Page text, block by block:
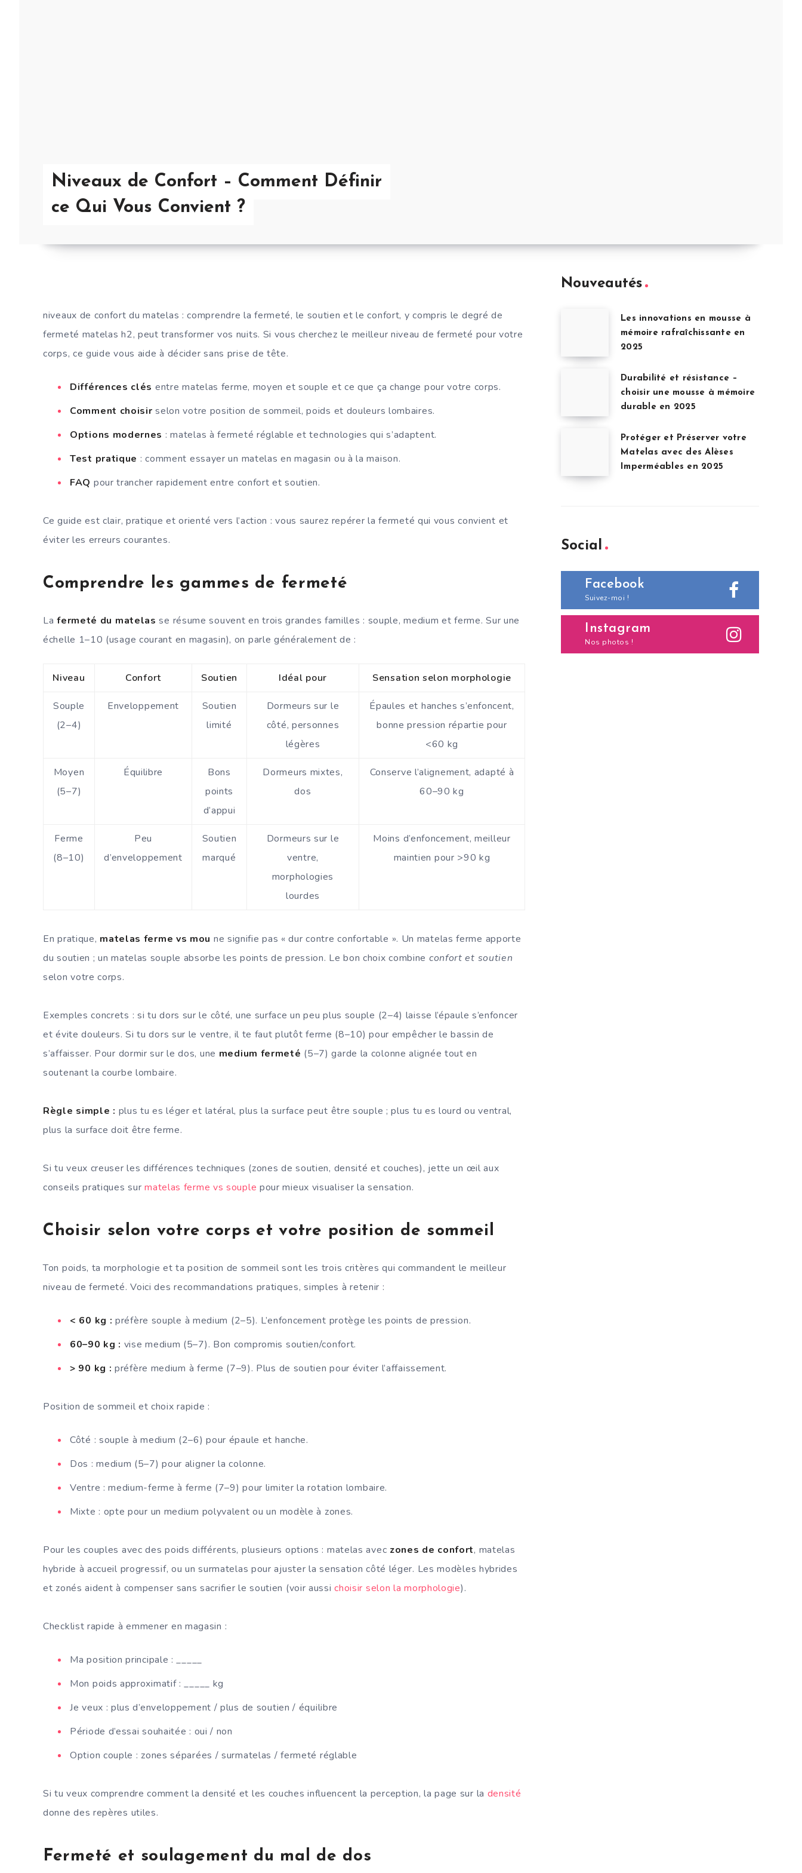
Niveaux de Confort – Comment Définir
ce Qui Vous Convient ?
niveaux de confort du matelas : comprendre la fermeté, le soutien et le confort, y compris le degré de
fermeté matelas h2, peut transformer vos nuits. Si vous cherchez le meilleur niveau de fermeté pour votre
corps, ce guide vous aide à décider sans prise de tête.
Différences clés entre matelas ferme, moyen et souple et ce que ça change pour votre corps.
Comment choisir selon votre position de sommeil, poids et douleurs lombaires.
Options modernes : matelas à fermeté réglable et technologies qui s’adaptent.
Test pratique : comment essayer un matelas en magasin ou à la maison.
FAQ pour trancher rapidement entre confort et soutien.
Ce guide est clair, pratique et orienté vers l’action : vous saurez repérer la fermeté qui vous convient et
éviter les erreurs courantes.
Comprendre les gammes de fermeté
Lafermeté du matelas se résume souvent en trois grandes familles : souple, medium et ferme. Sur une
échelle 1–10 (usage courant en magasin), on parle généralement de :
Niveau Confort Soutien Idéal pour Sensation selon morphologie
Souple
(2–4)
Enveloppement
Soutien
limité
Dormeurs sur le
côté, personnes
légères
Épaules et hanches s’enfoncent,
bonne pression répartie pour
<60 kg
Moyen
(5–7)
Équilibre
Bons
points
d’appui
Dormeurs mixtes,
dos
Conserve l’alignement, adapté à
60–90 kg
Ferme
(8–10)
Peu
d’enveloppement
Soutien
marqué
Dormeurs sur le
ventre,
morphologies
lourdes
Moins d’enfoncement, meilleur
maintien pour >90 kg
En pratique, matelas ferme vs mou ne signifie pas « dur contre confortable ». Un matelas ferme apporte
du soutien ; un matelas souple absorbe les points de pression. Le bon choix combine confort et soutien
selon votre corps.
Exemples concrets : si tu dors sur le côté, une surface un peu plus souple (2–4) laisse l’épaule s’enfoncer
et évite douleurs. Si tu dors sur le ventre, il te faut plutôt ferme (8–10) pour empêcher le bassin de
s’affaisser. Pour dormir sur le dos, une medium fermeté (5–7) garde la colonne alignée tout en
soutenant la courbe lombaire.
Règle simple : plus tu es léger et latéral, plus la surface peut être souple ; plus tu es lourd ou ventral,
plus la surface doit être ferme.
Si tu veux creuser les différences techniques (zones de soutien, densité et couches), jette un œil aux
conseils pratiques surmatelas ferme vs souple pour mieux visualiser la sensation.
Choisir selon votre corps et votre position de sommeil
Ton poids, ta morphologie et ta position de sommeil sont les trois critères qui commandent le meilleur
niveau de fermeté. Voici des recommandations pratiques, simples à retenir :
< 60 kg : préfère souple à medium (2–5). L’enfoncement protège les points de pression.
60–90 kg : vise medium (5–7). Bon compromis soutien/confort.
> 90 kg : préfère medium à ferme (7–9). Plus de soutien pour éviter l’affaissement.
Position de sommeil et choix rapide :
Côté : souple à medium (2–6) pour épaule et hanche.
Dos : medium (5–7) pour aligner la colonne.
Ventre : medium-ferme à ferme (7–9) pour limiter la rotation lombaire.
Mixte : opte pour un medium polyvalent ou un modèle à zones.
Pour les couples avec des poids différents, plusieurs options : matelas avec zones de confort, matelas
hybride à accueil progressif, ou un surmatelas pour ajuster la sensation côté léger. Les modèles hybrides
et zonés aident à compenser sans sacrifier le soutien (voir aussichoisir selon la morphologie).
Checklist rapide à emmener en magasin :
Ma position principale : _____
Mon poids approximatif : _____ kg
Je veux : plus d’enveloppement / plus de soutien / équilibre
Période d’essai souhaitée : oui / non
Option couple : zones séparées / surmatelas / fermeté réglable
Si tu veux comprendre comment la densité et les couches influencent la perception, la page sur la densité
donne des repères utiles.
Fermeté et soulagement du mal de dos
Nouveautés
Les innovations en mousse à
mémoire rafraîchissante en
2025
Durabilité et résistance –
choisir une mousse à mémoire
durable en 2025
Protéger et Préserver votre
Matelas avec des Alèses
Imperméables en 2025
Social
Facebook
Suivez-moi !
Instagram
Nos photos !